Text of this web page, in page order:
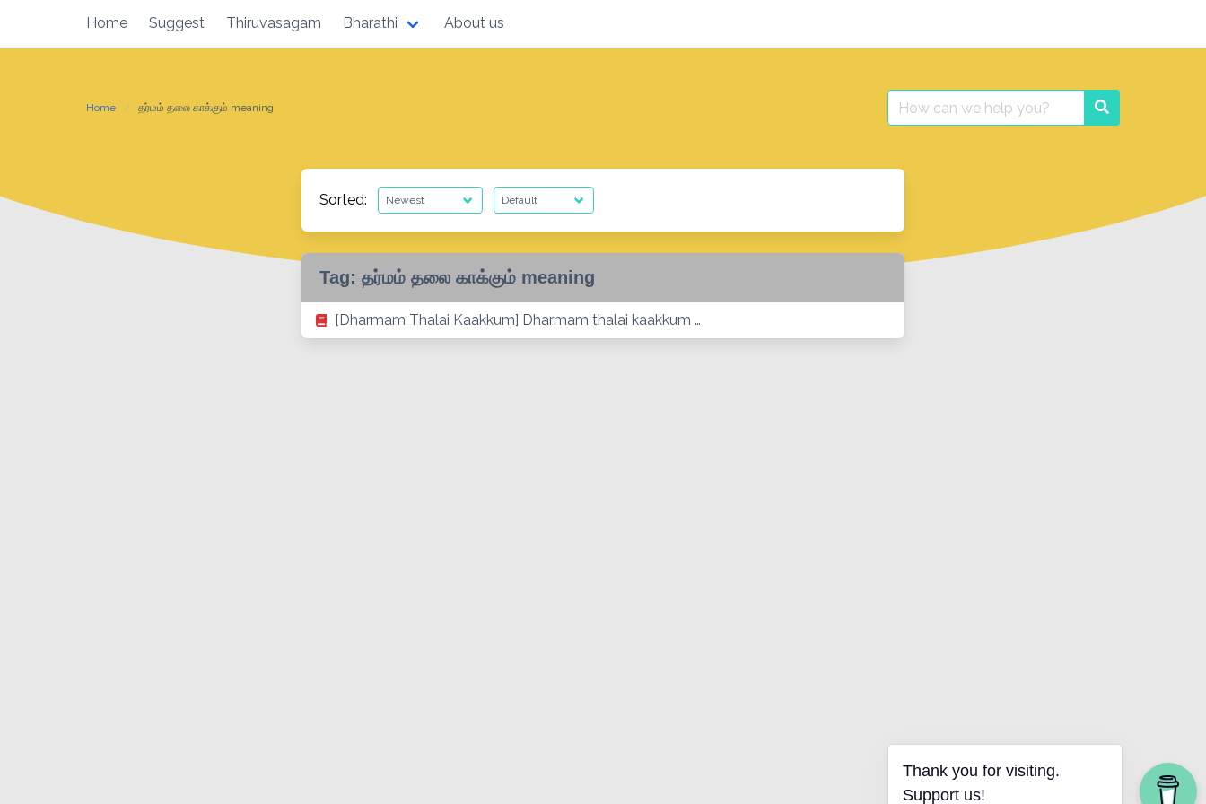
content
Home Suggest Thiruvasagam Bharathi About us
Home தர்மம் தலை காக்கும் meaning
Search
for:
Search
Sorted:
Tag: தர்மம் தலை காக்கும் meaning
[Dharmam Thalai Kaakkum] Dharmam thalai kaakkum …
Thank you for visiting.
Support us!